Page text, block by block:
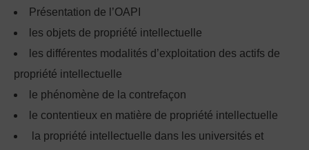
Présentation de l’OAPI
les objets de propriété intellectuelle
les différentes modalités d’exploitation des actifs de
propriété intellectuelle
le phénomène de la contrefaçon
le contentieux en matière de propriété intellectuelle
la propriété intellectuelle dans les universités et